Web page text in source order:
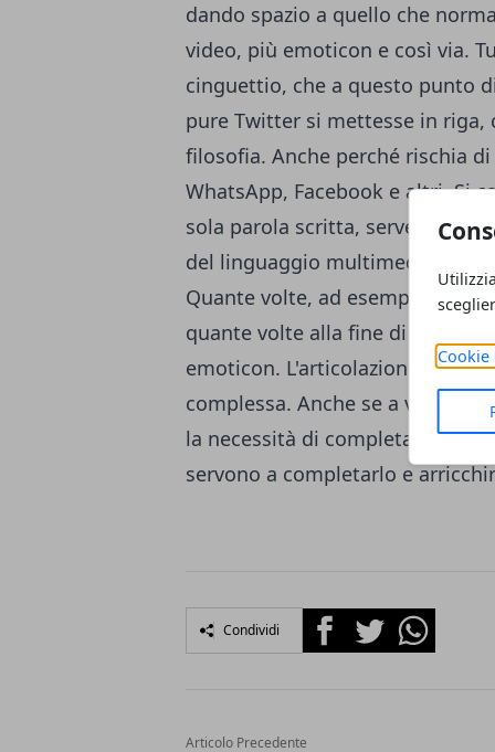
Cookie
dando spazio a quello che
video, più emoticon e così via.
cinguettio, che a questo punto
pure Twitter si mettesse in
filosofia. Anche perché rischia
WhatsApp, Facebook e altri. Si
sola parola scritta, serve anche
del linguaggio multimediale, il
Quante volte, ad esempio, al
quante volte alla fine di una
emoticon. L'articolazione del
complessa. Anche se a volte
la necessità di completare un
servono a completarlo e
Condividi FacebookTwitterWhatsapp
Articolo Precedente